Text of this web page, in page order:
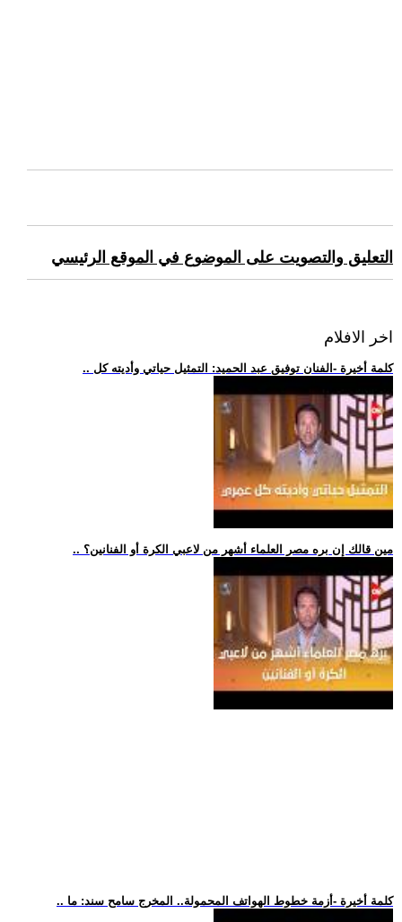
التعليق والتصويت على الموضوع في الموقع الرئيسي
اخر الافلام
.. كلمة أخيرة -الفنان توفيق عبد الحميد: التمثيل حياتي وأديته كل
.. مين قالك إن بره مصر العلماء أشهر من لاعبي الكرة أو الفنانين؟
.. كلمة أخيرة -أزمة خطوط الهواتف المحمولة.. المخرج سامح سند: ما